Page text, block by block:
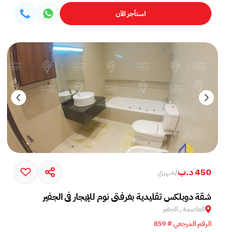
استأجر الآن
450 د.ب /شهري
شقة دوبلكس تقليدية بغرفتي نوم للإيجار في الجفير
العاصمة , الجفير
الرقم المرجعي # 859